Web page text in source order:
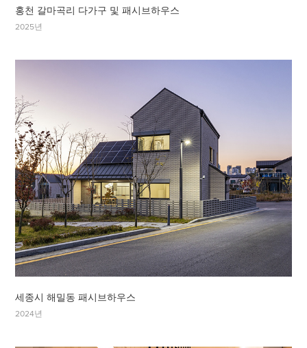
홍천 갈마곡리 다가구 및 패시브하우스
2025년
세종시 해밀동 패시브하우스
2024년